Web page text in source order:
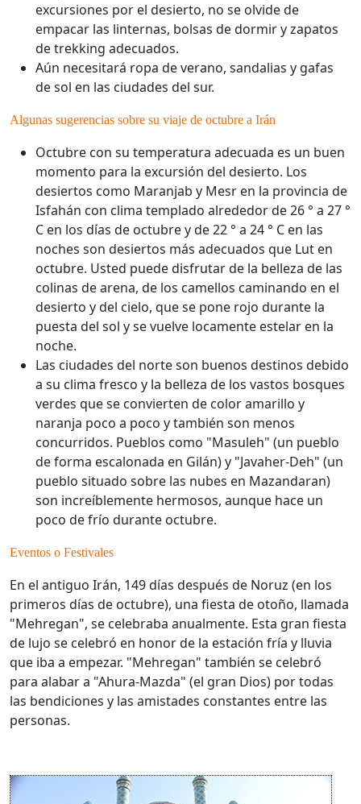
excursiones por el desierto, no se olvide de
empacar las linternas, bolsas de dormir y zapatos
de trekking adecuados.
Aún necesitará ropa de verano, sandalias y gafas
de sol en las ciudades del sur.
Algunas sugerencias sobre su viaje de octubre a Irán
Octubre con su temperatura adecuada es un buen
momento para la excursión del desierto. Los
desiertos como Maranjab y Mesr en la provincia de
Isfahán con clima templado alrededor de 26 ° a 27 °
C en los días de octubre y de 22 ° a 24 ° C en las
noches son desiertos más adecuados que Lut en
octubre. Usted puede disfrutar de la belleza de las
colinas de arena, de los camellos caminando en el
desierto y del cielo, que se pone rojo durante la
puesta del sol y se vuelve locamente estelar en la
noche.
Las ciudades del norte son buenos destinos debido
a su clima fresco y la belleza de los vastos bosques
verdes que se convierten de color amarillo y
naranja poco a poco y también son menos
concurridos. Pueblos como "Masuleh" (un pueblo
de forma escalonada en Gilán) y "Javaher-Deh" (un
pueblo situado sobre las nubes en Mazandaran)
son increíblemente hermosos, aunque hace un
poco de frío durante octubre.
Eventos o Festivales
En el antiguo Irán, 149 días después de Noruz (en los
primeros días de octubre), una fiesta de otoño, llamada
"Mehregan", se celebraba anualmente. Esta gran fiesta
de lujo se celebró en honor de la estación fría y lluvia
que iba a empezar. "Mehregan" también se celebró
para alabar a "Ahura-Mazda" (el gran Dios) por todas
las bendiciones y las amistades constantes entre las
personas.